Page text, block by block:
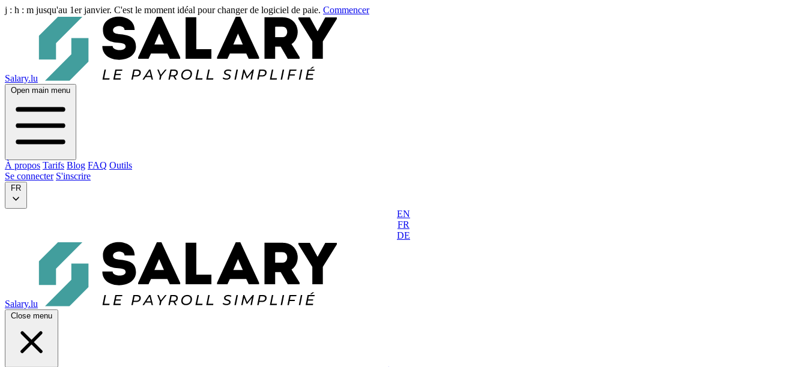
j : h : m jusqu'au 1er janvier. C'est le moment idéal pour changer de logiciel de paie. Commencer
Salary.lu
Open main menu
À propos Tarifs Blog FAQ Outils
Se connecter S'inscrire
FR
EN
FR
DE
Salary.lu
Close menu